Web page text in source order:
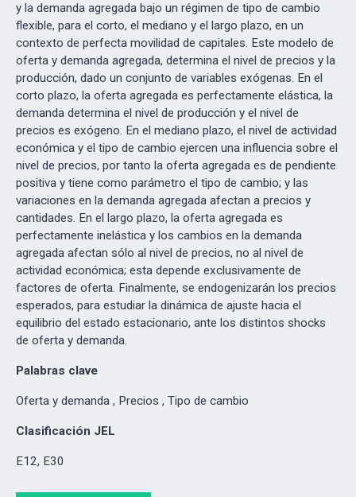
y la demanda agregada bajo un régimen de tipo de cambio
flexible, para el corto, el mediano y el largo plazo, en un
contexto de perfecta movilidad de capitales. Este modelo de
oferta y demanda agregada, determina el nivel de precios y la
producción, dado un conjunto de variables exógenas. En el
corto plazo, la oferta agregada es perfectamente elástica, la
demanda determina el nivel de producción y el nivel de
precios es exógeno. En el mediano plazo, el nivel de actividad
económica y el tipo de cambio ejercen una influencia sobre el
nivel de precios, por tanto la oferta agregada es de pendiente
positiva y tiene como parámetro el tipo de cambio; y las
variaciones en la demanda agregada afectan a precios y
cantidades. En el largo plazo, la oferta agregada es
perfectamente inelástica y los cambios en la demanda
agregada afectan sólo al nivel de precios, no al nivel de
actividad económica; esta depende exclusivamente de
factores de oferta. Finalmente, se endogenizarán los precios
esperados, para estudiar la dinámica de ajuste hacia el
equilibrio del estado estacionario, ante los distintos shocks
de oferta y demanda.
Palabras clave
Oferta y demanda , Precios , Tipo de cambio
Clasificación JEL
E12, E30